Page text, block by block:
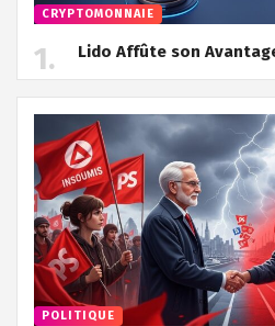
CRYPTOMONNAIE
Lido Affûte son
POLITIQUE